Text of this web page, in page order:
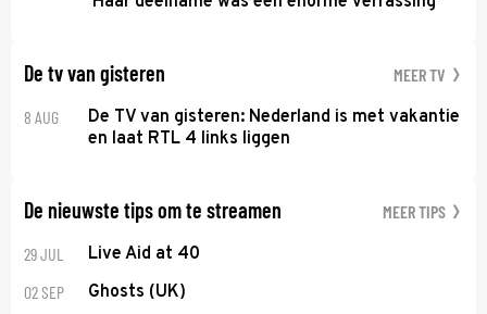
De tv van gisteren MEER TV
8 AUG
De TV van gisteren: Nederland is met vakantie
en laat RTL 4 links liggen
De nieuwste tips om te streamen MEER TIPS
29 JUL Live Aid at 40
02 SEP Ghosts (UK)